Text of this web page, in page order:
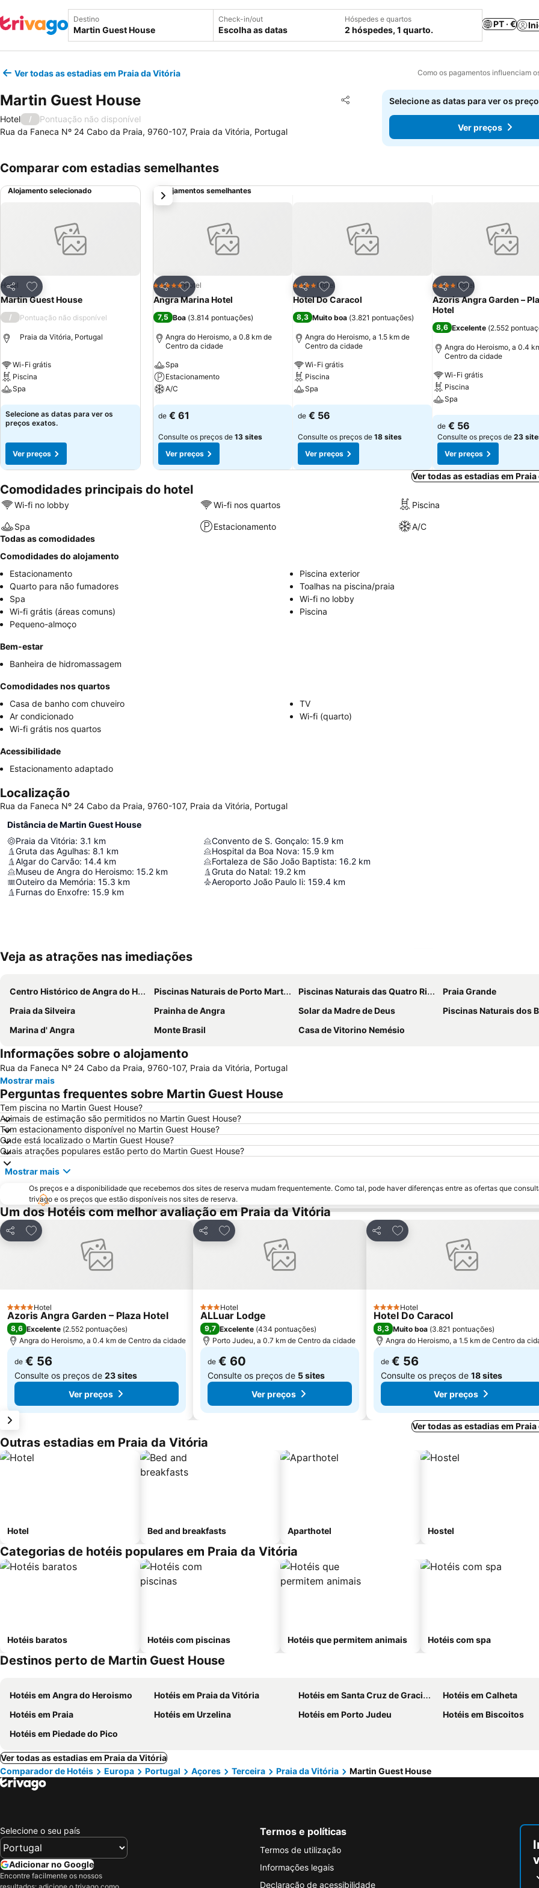
Destino Check-in/out
Escolha as datas
Hóspedes e quartos
2 hóspedes, 1 quarto.
PT · €
Ver todas as estadias em Praia da Vitória Como os pagamentos influenciam
Martin Guest House Partilhar
Adicionar aos favoritos
Hotel /
Pontuação não disponível
Rua da Faneca Nº 24 Cabo da Praia, 9760-107, Praia da Vitória, Portugal
Selecione as datas para ver os
Ver preços
Comparar com estadias semelhantes
Alojamento selecionado
Partilhar
Adicionar aos favoritos
Hotel
Martin Guest House
/ Pontuação não disponível
Praia da Vitória, Portugal
Wi-Fi grátis
Piscina
Spa
Ver preços
Selecione as datas para ver os
preços exatos.
Ver preços
Alojamentos semelhantes
Partilhar
Adicionar aos favoritos
5 EstrelasHotel
Angra Marina Hotel
7,5 Boa (3.814 pontuações)
Angra do Heroismo, a 0.8 km de
Centro da cidade
Spa
Estacionamento
A/C
Ver preços
de € 61
Consulte os preços de 13 sites
Ver preços
Partilhar
Adicionar aos favoritos
4 EstrelasHotel
Hotel Do Caracol
8,3 Muito boa (3.821 pontuações)
Angra do Heroismo, a 1.5 km de
Centro da cidade
Wi-Fi grátis
Piscina
Spa
Ver preços
de € 56
Consulte os preços de 18 sites
Ver preços
Partilhar
Adicionar aos
4 EstrelasHotel
Azoris Angra Garden –
Hotel
8,6 Excelente (2.552
Angra do Heroismo, a 0.4
Centro da cidade
Wi-Fi grátis
Piscina
Spa
Ver preços
de € 56
Consulte os preços de 23
Ver preços
próximo
Ver todas as estadias em
Comodidades principais do hotel
Wi-fi no lobby Wi-fi nos quartos Piscina
Spa Estacionamento
A/C
Todas as comodidades
Comodidades do alojamento
Estacionamento
Piscina exterior
Quarto para não fumadores
Toalhas na piscina/praia
Spa
Wi-fi no lobby
Wi-fi grátis (áreas comuns)
Piscina
Pequeno-almoço
Bem-estar
Banheira de hidromassagem
Comodidades nos quartos
Casa de banho com chuveiro
TV
Ar condicionado
Wi-fi (quarto)
Wi-fi grátis nos quartos
Acessibilidade
Estacionamento adaptado
Localização
Rua da Faneca Nº 24 Cabo da Praia, 9760-107, Praia da Vitória, Portugal
Distância de Martin Guest House
Praia da Vitória: 3.1 km
Gruta das Agulhas: 8.1 km
Algar do Carvão: 14.4 km
Museu de Angra do Heroismo: 15.2 km
Outeiro da Memória: 15.3 km
Furnas do Enxofre: 15.9 km
Convento de S. Gonçalo: 15.9 km
Hospital da Boa Nova: 15.9 km
Fortaleza de São João Baptista: 16.2 km
Gruta do Natal: 19.2 km
Aeroporto João Paulo Ii: 159.4 km
Veja as atrações nas imediações
Centro Histórico de Angra do Heroismo Piscinas Naturais de Porto Martins Piscinas Naturais das Quatro Ribeiras
Praia Grande
Praia da Silveira
Prainha de Angra Solar da Madre de Deus
Piscinas Naturais dos
Marina d' Angra
Monte Brasil Casa de Vitorino Nemésio
Informações sobre o alojamento
Rua da Faneca Nº 24 Cabo da Praia, 9760-107, Praia da Vitória, Portugal
Mostrar mais
Perguntas frequentes sobre Martin Guest House
Tem piscina no Martin Guest House?
Animais de estimação são permitidos no Martin Guest House?
Tem estacionamento disponível no Martin Guest House?
Onde está localizado o Martin Guest House?
Quais atrações populares estão perto do Martin Guest House?
Mostrar mais
Os preços e a disponibilidade que recebemos dos sites de reserva mudam frequentemente. Como tal, pode haver diferenças entre as ofertas que
trivago e os preços que estão disponíveis nos sites de reserva.
Um dos Hotéis com melhor avaliação em Praia da Vitória
Partilhar
Adicionar aos favoritos
4 Estrelas
Hotel
Azoris Angra Garden – Plaza Hotel
8,6 Excelente (2.552 pontuações)
Angra do Heroismo, a 0.4 km de Centro da cidade
de € 56
Consulte os preços de 23 sites
Ver preços
Partilhar
Adicionar aos favoritos
3 Estrelas
Hotel
ALLuar Lodge
9,7 Excelente (434 pontuações)
Porto Judeu, a 0.7 km de Centro da cidade
de € 60
Consulte os preços de 5 sites
Ver preços
Partilhar
Adicionar aos favoritos
4 Estrelas
Hotel
Hotel Do Caracol
8,3 Muito boa (3.821 pontuações)
Angra do Heroismo, a 1.5 km de Centro da
de € 56
Consulte os preços de 18 sites
Ver preços
Ver todas as estadias em
Outras estadias em Praia da Vitória
Hotel Bed and breakfasts Aparthotel Hostel
Categorias de hotéis populares em Praia da Vitória
Hotéis baratos Hotéis com piscinas Hotéis que permitem animais Hotéis com spa
Destinos perto de Martin Guest House
Hotéis em Angra do Heroismo Hotéis em Praia da Vitória Hotéis em Santa Cruz de Graciosa
Hotéis em Calheta
Hotéis em Praia
Hotéis em Urzelina Hotéis em Porto Judeu
Hotéis em Biscoitos
Hotéis em Piedade do Pico
Ver todas as estadias em Praia da Vitória
Comparador de Hotéis
Europa Portugal Açores Terceira Praia da Vitória Martin Guest House
Selecione o seu país
Adicionar no Google
Encontre facilmente os nossos
Termos e políticas
Termos de utilização
Informações legais
Declaração de acessibilidade